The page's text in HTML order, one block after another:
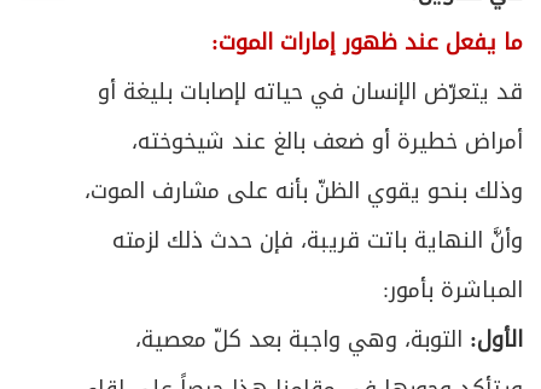
ما يفعل عند ظهور إمارات الموت:
قد يتعرّض الإنسان في حياته لإصابات بليغة أو
أمراض خطيرة أو ضعف بالغ عند شيخوخته،
وذلك بنحو يقوي الظنّ بأنه على مشارف الموت،
وأنَّ النهاية باتت قريبة، فإن حدث ذلك لزمته
المباشرة بأمور:
الأول: التوبة، وهي واجبة بعد كلّ معصية،
220 المبحث الثاني ـ في ما يتيمم به
ص
221 المبحث الثالث ـ في شرائط التيمم
ص
222 المبحث الرابع ـ في كيفية التيمم
ص
223 المبحث الخامس ـ في أحكام التيمم
ص
229 الباب الثاني: في الصلاة
230 هيئة الصلاة وصورتها العامة